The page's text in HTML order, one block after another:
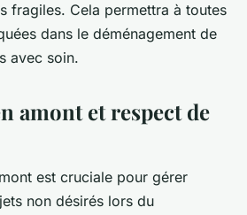
fragiles. Cela permettra à toutes
dans le déménagement de
avec soin.
amont et respect de
est cruciale pour gérer
non désirés lors du